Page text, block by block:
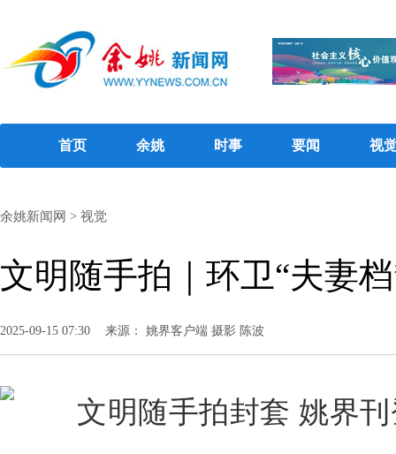
首页 余姚 时事 要闻 视
余姚新闻网 > 视觉
文明随手拍｜环卫“夫妻
2025-09-15 07:30 来源： 姚界客户端 摄影 陈波